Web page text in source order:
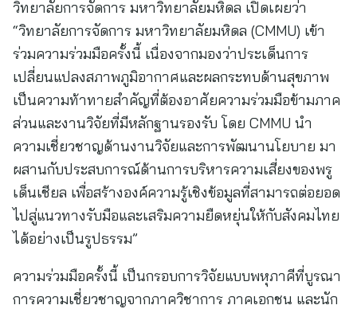
วิทยาลัยการจัดการ มหาวิทยาลัยมหิดล เปิดเผยว่า
“วิทยาลัยการจัดการ มหาวิทยาลัยมหิดล (CMMU) เข้า
ร่วมความร่วมมือครั้งนี้ เนื่องจากมองว่าประเด็นการ
เปลี่ยนแปลงสภาพภูมิอากาศและผลกระทบด้านสุขภาพ
เป็นความท้าทายสำคัญที่ต้องอาศัยความร่วมมือข้ามภาค
ส่วนและงานวิจัยที่มีหลักฐานรองรับ โดย CMMU นำ
ความเชี่ยวชาญด้านงานวิจัยและการพัฒนานโยบาย มา
ผสานกับประสบการณ์ด้านการบริหารความเสี่ยงของพรู
เด็นเชียล เพื่อสร้างองค์ความรู้เชิงข้อมูลที่สามารถต่อยอด
ไปสู่แนวทางรับมือและเสริมความยืดหยุ่นให้กับสังคมไทย
ได้อย่างเป็นรูปธรรม”
ความร่วมมือครั้งนี้ เป็นกรอบการวิจัยแบบพหุภาคีที่บูรณา
การความเชี่ยวชาญจากภาควิชาการ ภาคเอกชน และนัก